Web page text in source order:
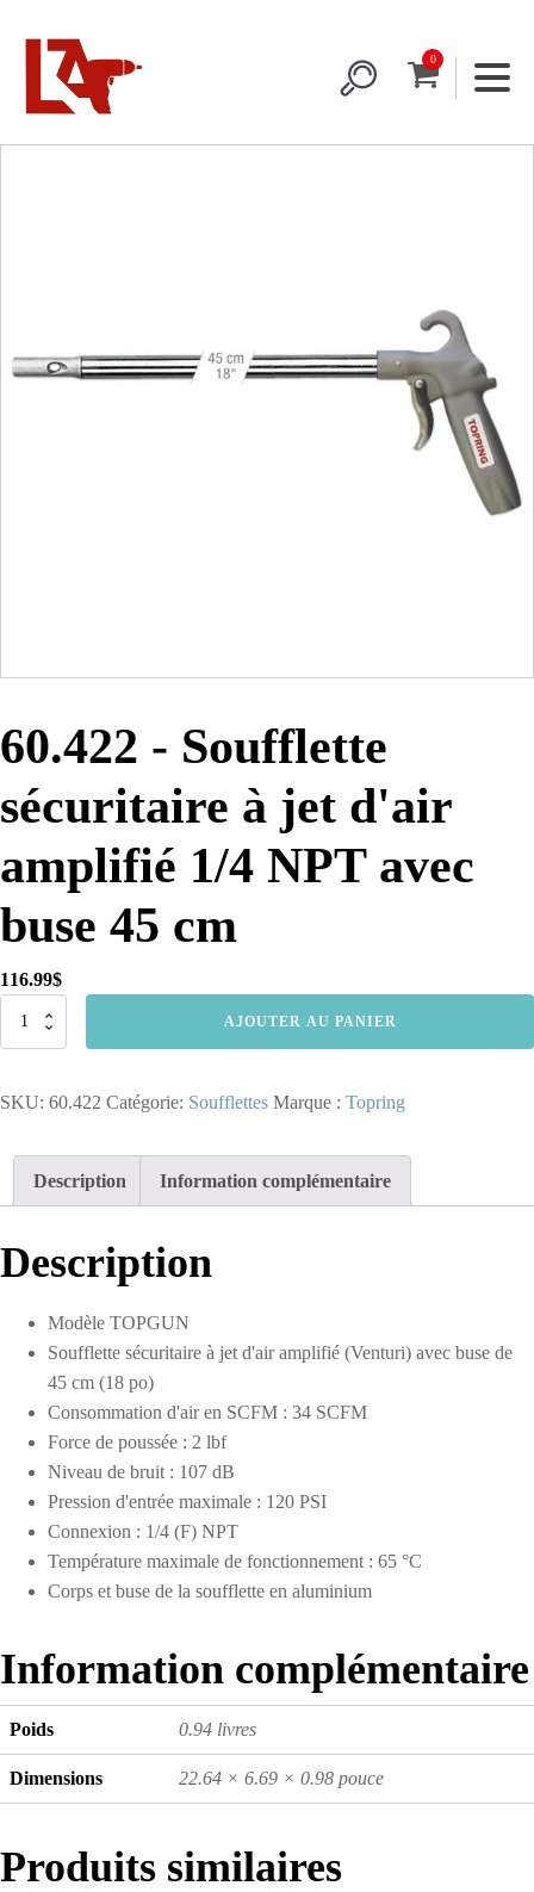
60.422 - Soufflette
sécuritaire à jet d'air
amplifié 1/4 NPT avec
buse 45 cm
116.99$
quantité
Soufflette
NPT
AJOUTER AU PANIER
SKU: 60.422 Catégorie: Soufflettes Marque : Topring
Description Information complémentaire
Description
Modèle TOPGUN
Soufflette sécuritaire à jet d'air amplifié (Venturi) avec buse de
45 cm (18 po)
Consommation d'air en SCFM : 34 SCFM
Force de poussée : 2 lbf
Niveau de bruit : 107 dB
Pression d'entrée maximale : 120 PSI
Connexion : 1/4 (F) NPT
Température maximale de fonctionnement : 65 °C
Corps et buse de la soufflette en aluminium
Information complémentaire
Poids 0.94 livres
Dimensions 22.64 × 6.69 × 0.98 pouce
Produits similaires